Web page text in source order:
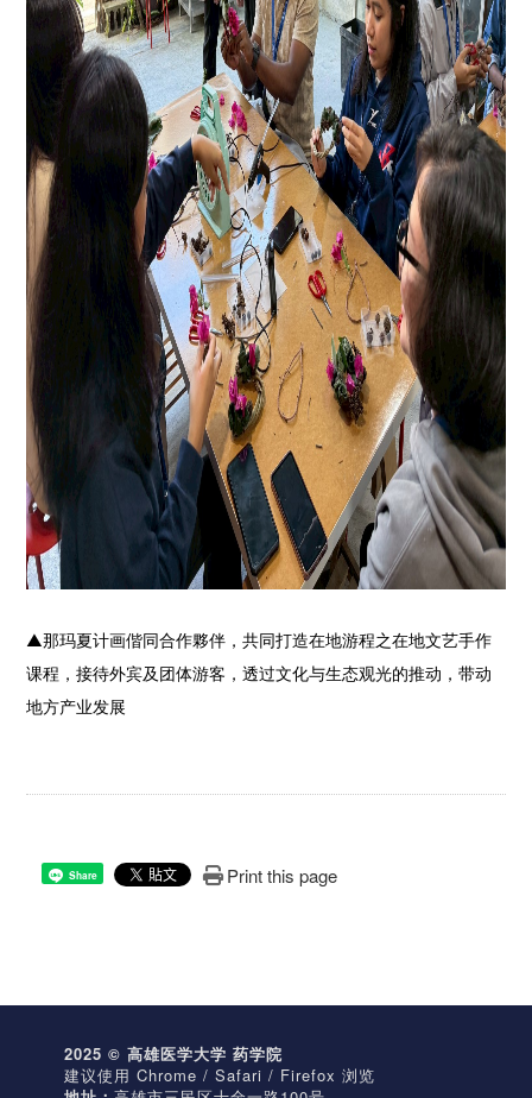
▲那玛夏计画偕同合作夥伴，共同打造在地游程之在地文艺手作
课程，接待外宾及团体游客，透过文化与生态观光的推动，带动
地方产业发展
Share Print this page
2025 © 高雄医学大学 药学院
建议使用 Chrome / Safari / Firefox 浏览